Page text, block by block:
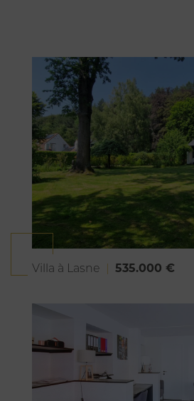
Villa à Lasne 535.000 €